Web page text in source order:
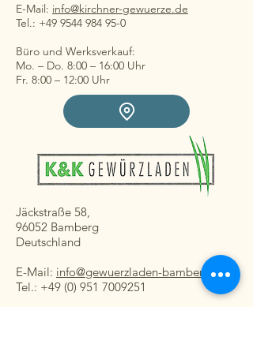
E-Mail: info@kirchner-gewuerze.de
Tel.: +49 9544 984 95-0
Büro und Werksverkauf:
Mo. – Do. 8:00 – 16:00 Uhr
Fr. 8:00 – 12:00 Uhr
Jäckstraße 58,
96052 Bamberg
Deutschland
E-Mail: info@gewuerzladen-bamberg.de
Tel.: +49 (0) 951 7009251